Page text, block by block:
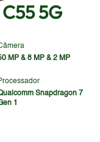
5G
MP & 8 MP & 2 MP
Snapdragon 7
1